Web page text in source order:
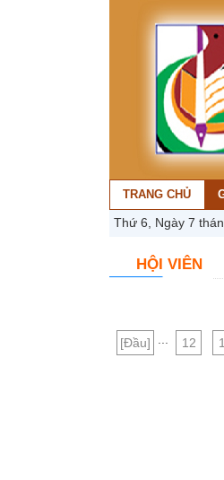
TRANG CHỦ
Thứ 6, Ngày 7
HỘI VIÊN
[Đầu] 12